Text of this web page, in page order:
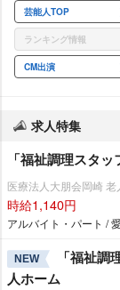
芸能人TOP
ランキング情報
CM出演
求人特集
「福祉調理スタ
医療法人大朋会岡崎
時給1,140円
アルバイト・パート /
NEW
「福祉
人ホーム